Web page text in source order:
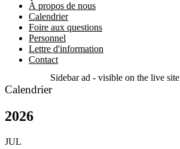
À propos de nous
Calendrier
Foire aux questions
Personnel
Lettre d'information
Contact
Sidebar ad - visible on the live site
Calendrier
2026
JUL